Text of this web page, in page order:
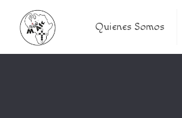
Quienes Somos